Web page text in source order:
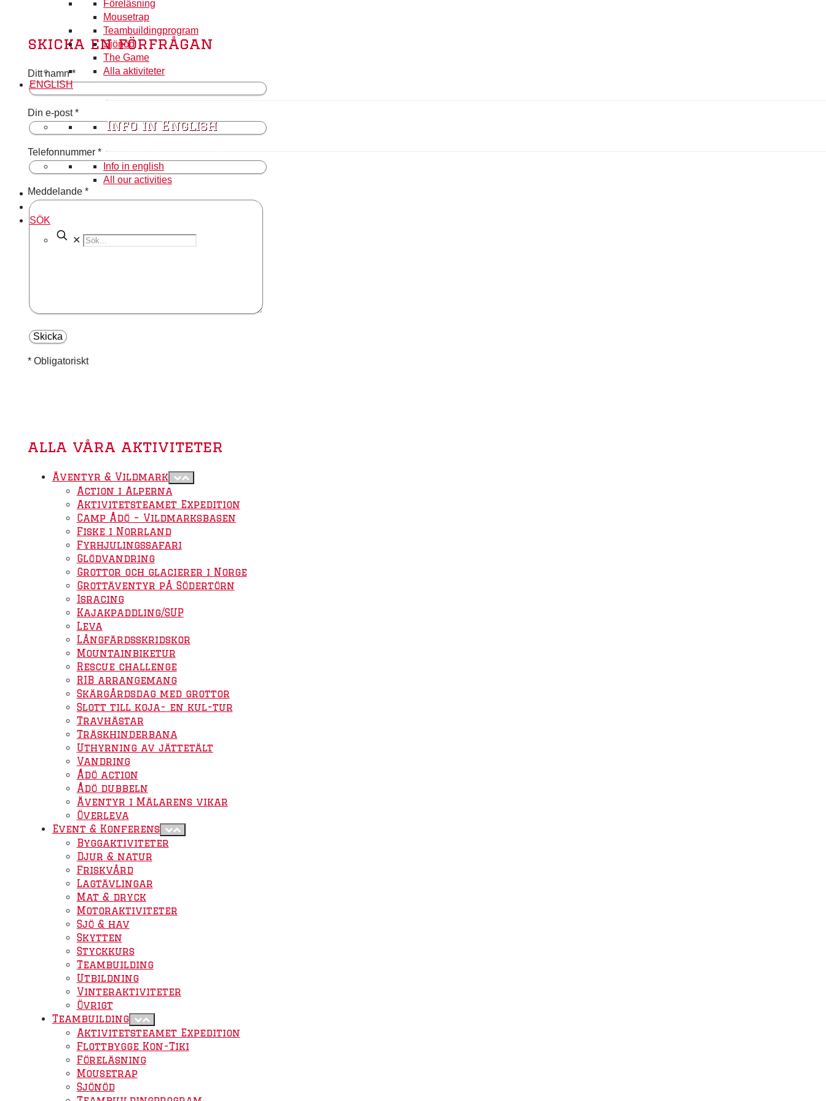
Föreläsning
Mousetrap
Teambuildingprogram
Sjönöd
The Game
Alla aktiviteter
ENGLISH
Info in English
Info in english
All our activities
SÖK
✕
skicka en förfrågan
Ditt namn *
Din e-post *
Telefonnummer *
Meddelande *
* Obligatoriskt
alla våra aktiviteter
Äventyr & Vildmark
Action i Alperna
Aktivitetsteamet Expedition
Camp Ådö – Vildmarksbasen
Fiske i Norrland
Fyrhjulingssafari
Glödvandring
Grottor och glacierer i Norge
Grottäventyr på Södertörn
Isracing
Kajakpaddling/SUP
Leva
Långfärdsskridskor
Mountainbiketur
Rescue challenge
RIB arrangemang
Skärgårdsdag med grottor
Slott till koja- en kul-tur
Travhästar
Träskhinderbana
Uthyrning av jättetält
Vandring
Ådö action
Ådö dubbeln
Äventyr i Mälarens vikar
Överleva
Event & Konferens
Byggaktiviteter
Djur & natur
Friskvård
Lagtävlingar
Mat & dryck
Motoraktiviteter
Sjö & hav
Skytten
Styckkurs
Teambuilding
Utbildning
Vinteraktiviteter
Övrigt
Teambuilding
Aktivitetsteamet Expedition
Flottbygge Kon-Tiki
Föreläsning
Mousetrap
Sjönöd